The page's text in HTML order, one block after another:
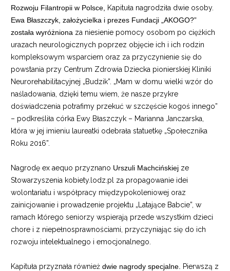
Rozwoju Filantropii w Polsce,
Kapituła nagrodziła dwie osoby.
Ewa Błaszczyk, założycielka i prezes Fundacji „AKOGO?”
została wyróżniona za niesienie pomocy osobom po ciężkich
urazach neurologicznych poprzez objęcie ich i ich rodzin
kompleksowym wsparciem oraz za przyczynienie się do
powstania przy Centrum Zdrowia Dziecka pionierskiej Kliniki
Neurorehabilitacyjnej „Budzik”. „Mam w domu wielki wzór do
naśladowania, dzięki temu wiem, że nasze przykre
doświadczenia potrafimy przekuć w szczęście kogoś innego”
– podkreśliła córka Ewy Błaszczyk – Marianna Janczarska,
która w jej imieniu laureatki odebrała statuetkę „Społecznika
Roku 2016”.
Nagrodę ex aequo przyznano Urszuli Machcińskiej ze
Stowarzyszenia kobiety.lodz.pl za propagowanie idei
wolontariatu i współpracy międzypokoleniowej oraz
zainicjowanie i prowadzenie projektu „Latające Babcie”, w
ramach którego seniorzy wspierają przede wszystkim dzieci
chore i z niepełnosprawnościami, przyczyniając się do ich
rozwoju intelektualnego i emocjonalnego.
Kapituła przyznała również dwie nagrody specjalne.
Pierwszą z